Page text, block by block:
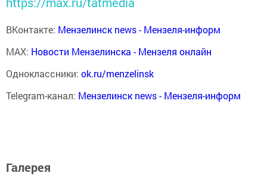
ВКонтакте: Мензелинск news - Мензеля-информ
MAX: Новости Мензелинска - Мензеля онлайн
Одноклассники: ok.ru/menzelinsk
Telegram-канал: Мензелинск news - Мензеля-информ
Галерея